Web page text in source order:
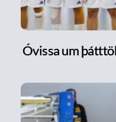
Óvissa um